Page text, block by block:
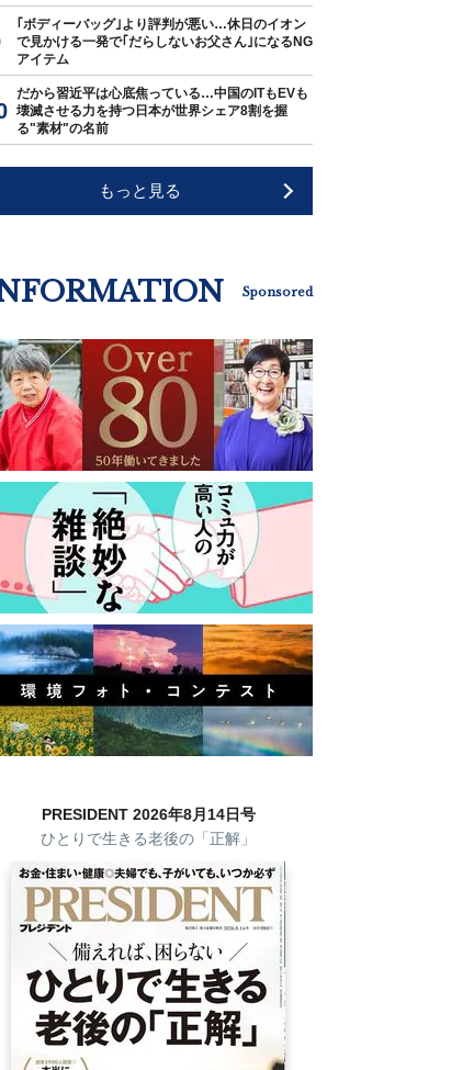
｢ボディーバッグ｣より評判が悪い…休日のイオン
で見かける一発で｢だらしないお父さん｣になるNG
アイテム
だから習近平は心底焦っている…中国のITもEVも
壊滅させる力を持つ日本が世界シェア8割を握
る"素材"の名前
もっと見る
Sponsored
PRESIDENT 2026年8月14日号
ひとりで生きる老後の「正解」